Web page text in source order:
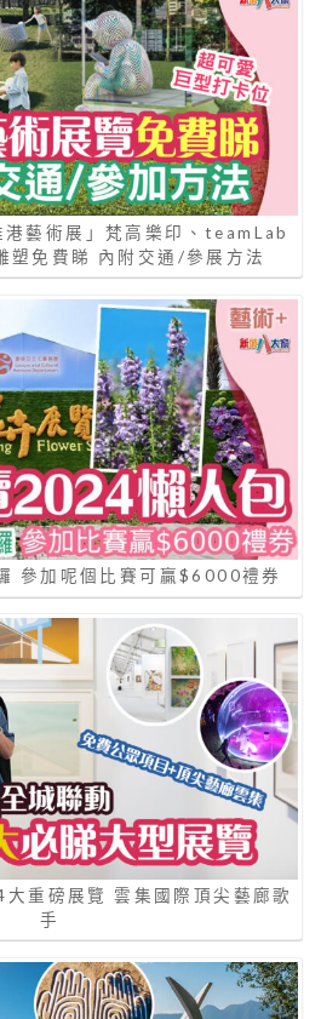
藝術展」梵高樂印、teamLab
塑免費睇 內附交通/參展方法
參加呢個比賽可贏$6000禮券
重磅展覽 雲集國際頂尖藝廊歌
手